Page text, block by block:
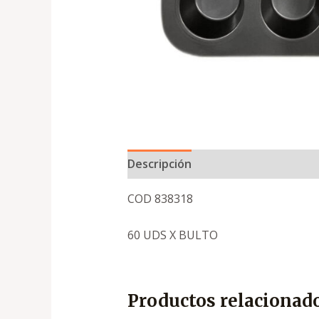
Descripción
COD 838318
60 UDS X BULTO
Productos